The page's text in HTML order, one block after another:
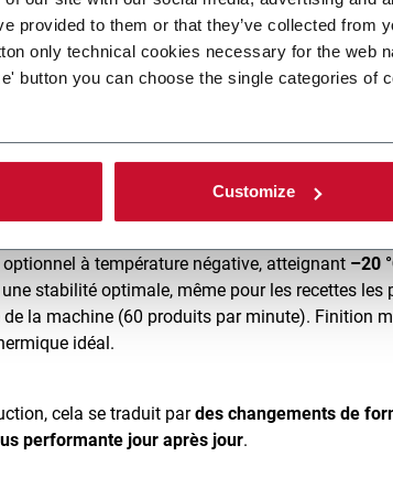
provided to them or that they’ve collected from
only technical cookies necessary for the web
button you can choose the single categories of
Customize
filling — donnant aux équipes R&D et de
peut être ajustée pour obtenir un rendu
qui innovent sans cesse dans leurs formules.
Ses modes de fonctionnement ajustables
de production. Capable de gérer un large
facilite les transitions entre designs, couleurs et
à température négative, atteignant –20
stabilité optimale, même pour les recettes les
la machine (60 produits par minute). Finition
idéal.
cela se traduit pardes changements de
performante jour après jour.